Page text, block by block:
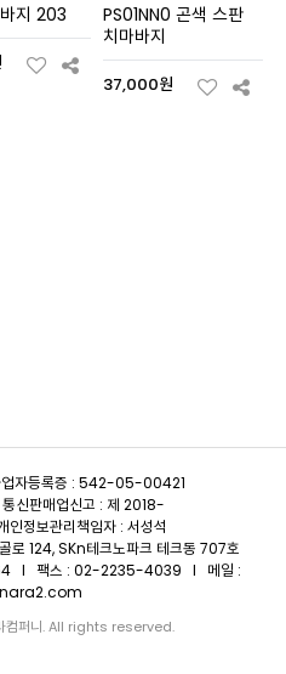
지 203
PS01NN0 곤색 스판
치마바지
37,000원
자등록증 : 542-05-00421
신판매업신고 : 제 2018-
정보관리책임자 : 서성석
로 124, SKn테크노파크 테크동 707호
I 팩스 : 02-2235-4039 I 메일 :
퍼니. All rights reserved.